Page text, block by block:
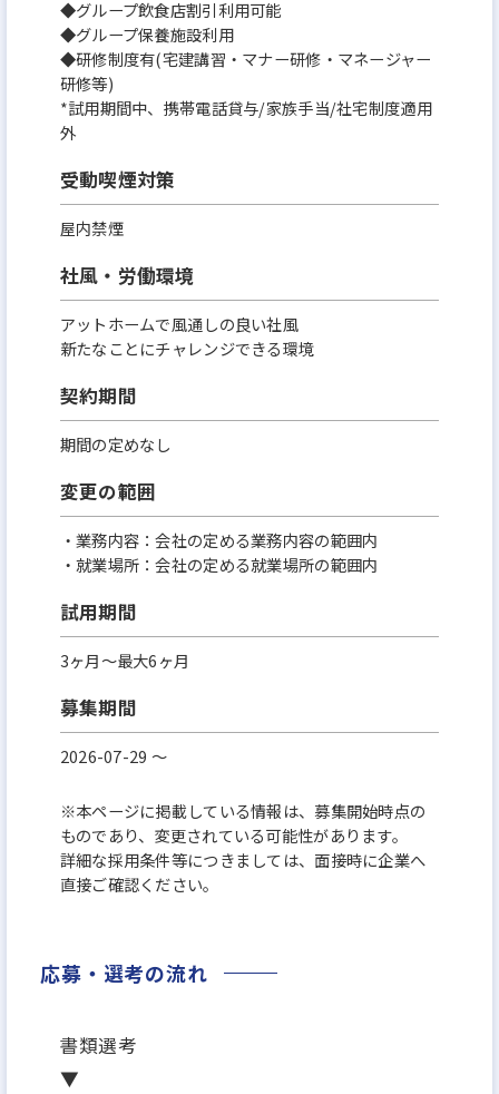
◆グループ飲食店割引利用可能
◆グループ保養施設利用
◆研修制度有(宅建講習・マナー研修・マネージャー
研修等)
*試用期間中、携帯電話貸与/家族手当/社宅制度適用
外
受動喫煙対策
屋内禁煙
社風・労働環境
アットホームで風通しの良い社風
新たなことにチャレンジできる環境
契約期間
期間の定めなし
変更の範囲
・業務内容：会社の定める業務内容の範囲内
・就業場所：会社の定める就業場所の範囲内
試用期間
3ヶ月～最大6ヶ月
募集期間
2026-07-29 〜
※本ページに掲載している情報は、募集開始時点の
ものであり、変更されている可能性があります。
詳細な採用条件等につきましては、面接時に企業へ
直接ご確認ください。
応募・選考の流れ
書類選考
▼